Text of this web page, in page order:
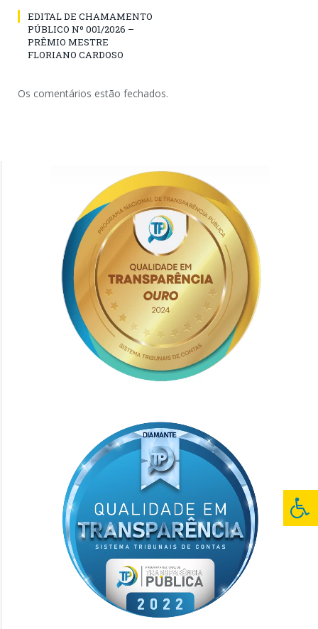
EDITAL DE CHAMAMENTO
PÚBLICO Nº 001/2026 –
PRÊMIO MESTRE
FLORIANO CARDOSO
Os comentários estão fechados.